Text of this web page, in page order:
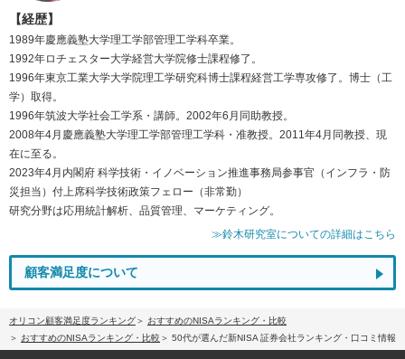
【経歴】
1989年慶應義塾大学理工学部管理工学科卒業。
1992年ロチェスター大学経営大学院修士課程修了。
1996年東京工業大学大学院理工学研究科博士課程経営工学専攻修了。博士（工
学）取得。
1996年筑波大学社会工学系・講師。2002年6月同助教授。
2008年4月慶應義塾大学理工学部管理工学科・准教授。2011年4月同教授、現
在に至る。
2023年4月内閣府 科学技術・イノベーション推進事務局参事官（インフラ・防
災担当）付上席科学技術政策フェロー（非常勤）
研究分野は応用統計解析、品質管理、マーケティング。
≫鈴木研究室についての詳細はこちら
顧客満足度について
オリコン顧客満足度ランキング
おすすめのNISAランキング・比較
おすすめのNISAランキング・比較
50代が選んだ新NISA 証券会社ランキング・口コミ情報